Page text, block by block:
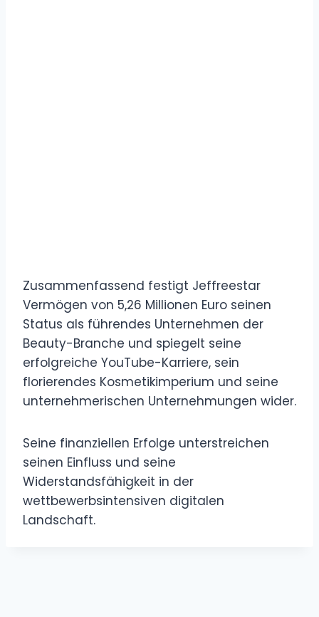
Zusammenfassend festigt Jeffreestar
Vermögen von 5,26 Millionen Euro seinen
Status als führendes Unternehmen der
Beauty-Branche und spiegelt seine
erfolgreiche YouTube-Karriere, sein
florierendes Kosmetikimperium und seine
unternehmerischen Unternehmungen wider.
Seine finanziellen Erfolge unterstreichen
seinen Einfluss und seine
Widerstandsfähigkeit in der
wettbewerbsintensiven digitalen
Landschaft.